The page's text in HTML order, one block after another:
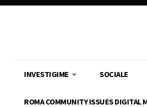
INVESTIGIME SOCIALE
ROMA COMMUNITY ISSUES DIGITAL